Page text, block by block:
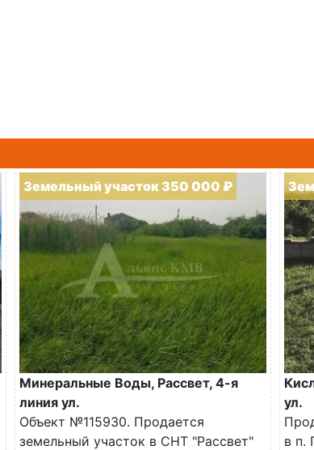
Земельный участок 350 000 ₽
Минеральные Воды, Рассвет, 4-я
линия ул.
Объект №115930. Продается
земельный участок в СНТ "Рассвет"
ул.
в п.